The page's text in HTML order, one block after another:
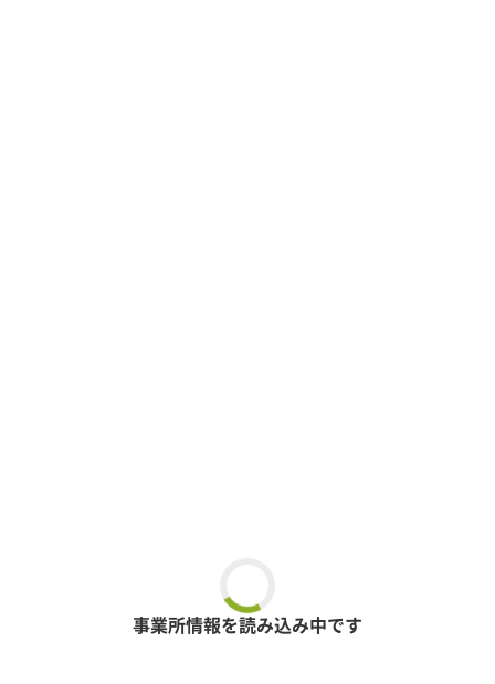
事業所情報を読み込み中です